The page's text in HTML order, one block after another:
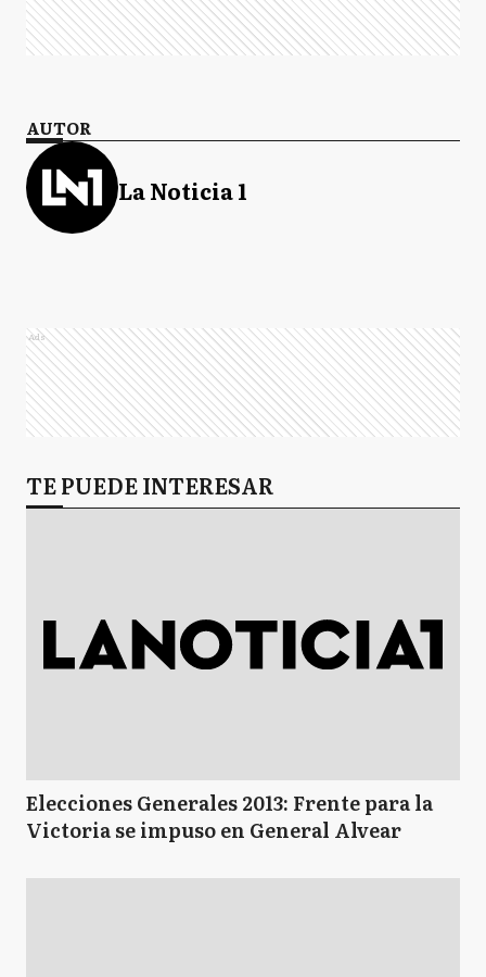
AUTOR
La Noticia 1
Ads
TE PUEDE INTERESAR
Elecciones Generales 2013: Frente para la
Victoria se impuso en General Alvear